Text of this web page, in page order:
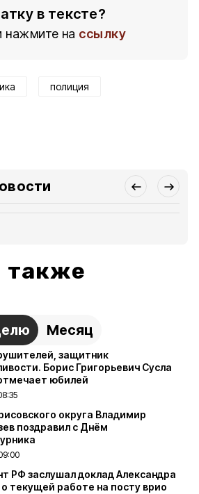
в тексте?
нажмите на ссылку
полиция
также
Месяц
защитник
Борис Григорьевич Сусла
юбилей
округа Владимир
поздравил с Днём
РФ заслушал доклад Александра
текущей работе на посту врио